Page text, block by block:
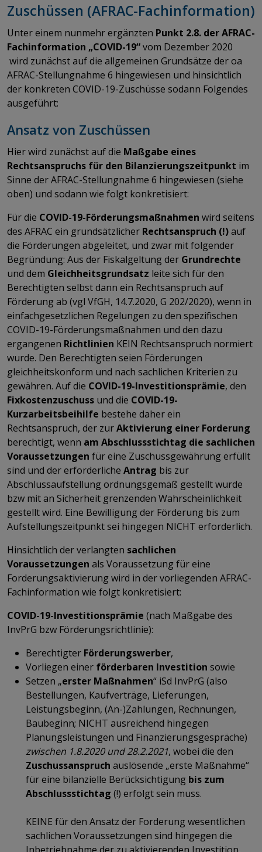
Zuschüssen (AFRAC-Fachinformation)
Unter einem nunmehr ergänzten Punkt 2.8. der AFRAC-
Fachinformation „COVID-19“vom Dezember 2020
wird zunächst auf die allgemeinen Grundsätze der oa
AFRAC-Stellungnahme 6 hingewiesen und hinsichtlich
der konkreten COVID-19-Zuschüsse sodann Folgendes
ausgeführt:
Ansatz von Zuschüssen
Hier wird zunächst auf die Maßgabe eines
Rechtsanspruchs für den Bilanzierungszeitpunkt im
Sinne der AFRAC-Stellungnahme 6 hingewiesen (siehe
oben) und sodann wie folgt konkretisiert:
Für die COVID-19-Förderungsmaßnahmen wird seitens
des AFRAC ein grundsätzlicher Rechtsanspruch (!)auf
die Förderungen abgeleitet, und zwar mit folgender
Begründung: Aus der Fiskalgeltung der Grundrechte
und dem Gleichheitsgrundsatz leite sich für den
Berechtigten selbst dann ein Rechtsanspruch auf
Förderung ab (vgl VfGH, 14.7.2020, G 202/2020), wenn in
einfachgesetzlichen Regelungen zu den spezifischen
COVID-19-Förderungsmaßnahmen und den dazu
ergangenen Richtlinien KEIN Rechtsanspruch normiert
wurde. Den Berechtigten seien Förderungen
gleichheitskonform und nach sachlichen Kriterien zu
gewähren. Auf die COVID-19-Investitionsprämie, den
Fixkostenzuschuss und die COVID-19-
Kurzarbeitsbeihilfe bestehe daher ein
Rechtsanspruch, der zurAktivierung einer Forderung
berechtigt, wenn am Abschlussstichtag die sachlichen
Voraussetzungen für eine Zuschussgewährung erfüllt
sind und der erforderliche Antrag bis zur
Abschlussaufstellung ordnungsgemäß gestellt wurde
bzw mit an Sicherheit grenzenden Wahrscheinlichkeit
gestellt wird. Eine Bewilligung der Förderung bis zum
Aufstellungszeitpunkt sei hingegen NICHT erforderlich.
Hinsichtlich der verlangten sachlichen
Voraussetzungen als Voraussetzung für eine
Forderungsaktivierung wird in der vorliegenden AFRAC-
Fachinformation wie folgt konkretisiert:
COVID-19-Investitionsprämie (nach Maßgabe des
InvPrG bzw Förderungsrichtlinie):
Berechtigter Förderungswerber,
Vorliegen einer förderbaren Investition sowie
Setzen „erster Maßnahmen“ iSd InvPrG (also
Bestellungen, Kaufverträge, Lieferungen,
Leistungsbeginn, (An-)Zahlungen, Rechnungen,
Baubeginn; NICHT ausreichend hingegen
Planungsleistungen und Finanzierungsgespräche)
zwischen 1.8.2020 und 28.2.2021, wobei die den
Zuschussanspruch auslösende „erste Maßnahme“
für eine bilanzielle Berücksichtigung bis zum
Abschlussstichtag (!) erfolgt sein muss.
KEINE für den Ansatz der Forderung wesentlichen
sachlichen Voraussetzungen sind hingegen die